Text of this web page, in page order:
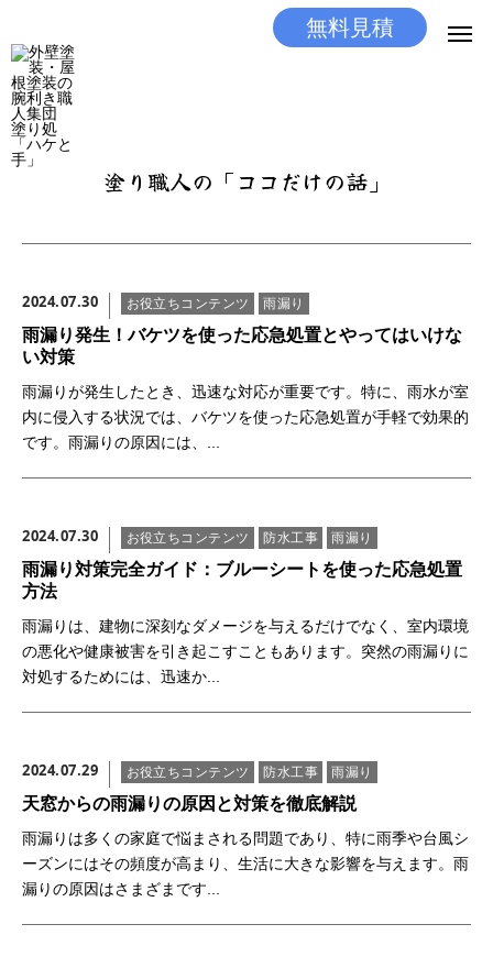
無料見積
塗り職人の「ココだけの話」
2024.07.30 お役立ちコンテンツ 雨漏り
雨漏り発生！バケツを使った応急処置とやってはいけな
い対策
雨漏りが発生したとき、迅速な対応が重要です。特に、雨水が室
内に侵入する状況では、バケツを使った応急処置が手軽で効果的
です。雨漏りの原因には、...
2024.07.30 お役立ちコンテンツ 防水工事 雨漏り
雨漏り対策完全ガイド：ブルーシートを使った応急処置
方法
雨漏りは、建物に深刻なダメージを与えるだけでなく、室内環境
の悪化や健康被害を引き起こすこともあります。突然の雨漏りに
対処するためには、迅速か...
2024.07.29 お役立ちコンテンツ 防水工事 雨漏り
天窓からの雨漏りの原因と対策を徹底解説
雨漏りは多くの家庭で悩まされる問題であり、特に雨季や台風シ
ーズンにはその頻度が高まり、生活に大きな影響を与えます。雨
漏りの原因はさまざまです...
施工実績
ココだけの話
店舗
お問い合わせ